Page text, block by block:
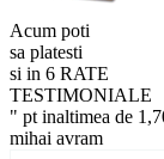
Acum poti
sa platesti
si in 6 RATE
TESTIMONIALE
" pt inaltimea de
mihai avram